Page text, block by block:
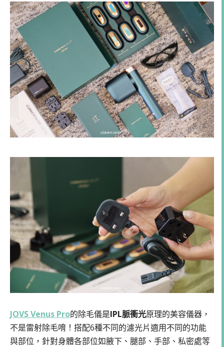
JOVS Venus Pro的除毛儀是IPL脈衝光原理的美容儀器，
不是雷射除毛唷！搭配6種不同的濾光片適用不同的功能
與部位，針對身體各部位如腋下、腿部、手部、私密處等